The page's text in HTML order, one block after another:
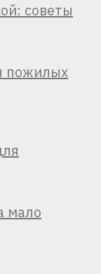
советы
пожилых
мало